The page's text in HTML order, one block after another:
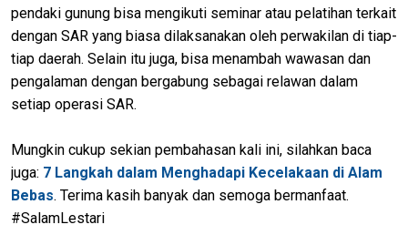
pendaki gunung bisa mengikuti seminar atau pelatihan terkait
dengan SAR yang biasa dilaksanakan oleh perwakilan di tiap-
tiap daerah. Selain itu juga, bisa menambah wawasan dan
pengalaman dengan bergabung sebagai relawan dalam
setiap operasi SAR.
Mungkin cukup sekian pembahasan kali ini, silahkan baca
juga: 7 Langkah dalam Menghadapi Kecelakaan di Alam
Bebas. Terima kasih banyak dan semoga bermanfaat.
#SalamLestari